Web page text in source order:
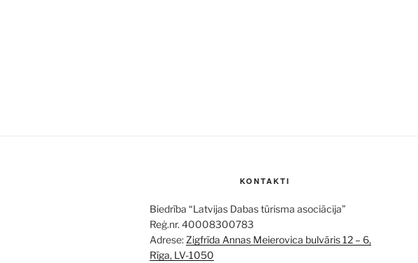
KONTAKTI
Biedrība “Latvijas Dabas tūrisma asociācija”
Reģ.nr. 40008300783
Adrese: Zigfrīda Annas Meierovica bulvāris 12 – 6,
Rīga, LV-1050